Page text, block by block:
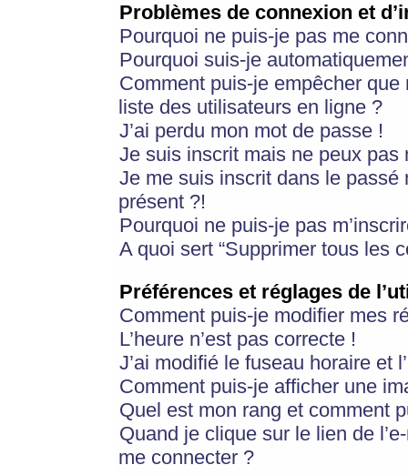
Problèmes de connexion et
Pourquoi ne puis-je pas me
Pourquoi suis-je
Comment puis-je empêcher
liste des utilisateurs en ligne ?
J’ai perdu mon mot de passe !
Je suis inscrit mais ne peux pas
Je me suis inscrit dans le
présent ?!
Pourquoi ne puis-je pas
A quoi sert “Supprimer tous les
Préférences et réglages de
Comment puis-je modifier mes
L’heure n’est pas correcte !
J’ai modifié le fuseau horaire et
Comment puis-je afficher une
Quel est mon rang et comment
Quand je clique sur le lien de
me connecter ?